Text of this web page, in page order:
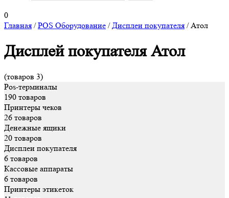
0
Главная /POS Оборудование /Дисплеи покупателя /Атол
Дисплей покупателя Атол
(товаров 3)
Pos-терминалы
190 товаров
Принтеры чеков
26 товаров
Денежные ящики
20 товаров
Дисплеи покупателя
6 товаров
Кассовые аппараты
6 товаров
Принтеры этикеток